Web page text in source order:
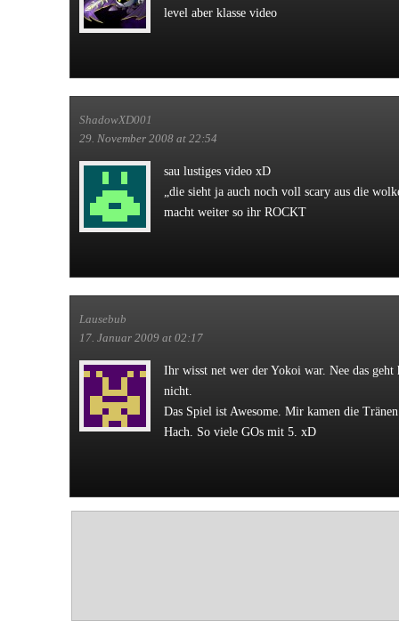
level aber klasse video
ShadowXD001
29. November 2008 at 22:54
sau lustiges video xD
„die sieht ja auch noch voll scary aus die
macht weiter so ihr ROCKT
Lausebub
17. Januar 2009 at 02:17
Ihr wisst net wer der Yokoi war. Nee das geht
nicht.
Das Spiel ist Awesome. Mir kamen die
Hach. So viele GOs mit 5. xD